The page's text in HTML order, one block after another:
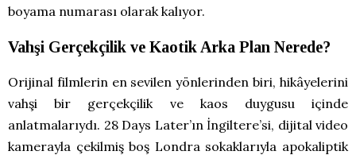
boyama numarası olarak kalıyor.
Vahşi Gerçekçilik ve Kaotik Arka Plan Nerede?
Orijinal filmlerin en sevilen yönlerinden biri, hikâyelerini
vahşi bir gerçekçilik ve kaos duygusu içinde
anlatmalarıydı. 28 Days Later’ın İngiltere’si, dijital video
kamerayla çekilmiş boş Londra sokaklarıyla apokaliptik